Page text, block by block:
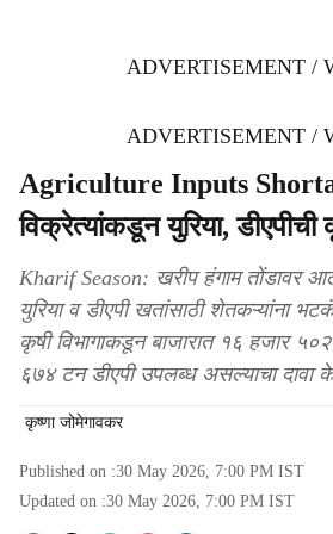
ADVERTISEMENT /
ADVERTISEMENT /
Agriculture Inputs
विक्रेत्यांकडून युरिया, डीएपीची
Kharif Season: खरीप हंगाम तोंडावर
युरिया व डीएपी खतांसाठी शेतकऱ्यांना
कृषी विभागाकडून बाजारात १६ हजार
६७४ टन डीएपी उपलब्ध असल्याचा दावा
कृष्णा जोमेगावकर
Published on :30 May 2026, 7:00 PM IST
Updated on :30 May 2026, 7:00 PM IST